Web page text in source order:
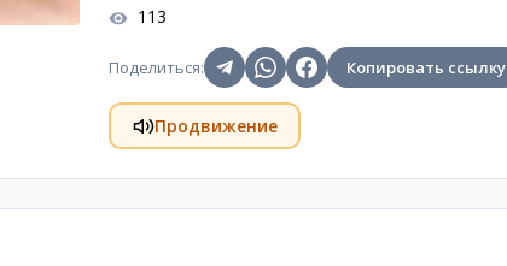
113
Поделиться: Копировать ссылку
Продвижение